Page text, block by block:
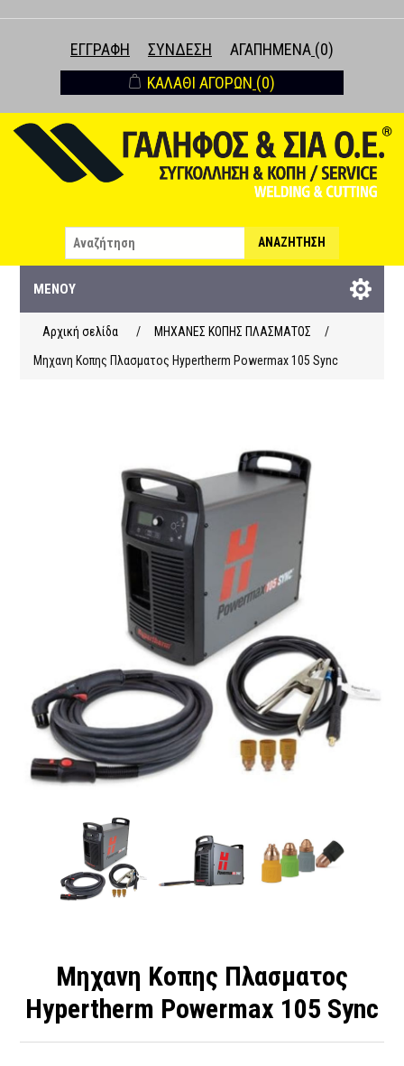
ΕΓΓΡΑΦΉ ΣΎΝΔΕΣΗ ΑΓΑΠΗΜΈΝΑ (0)
ΚΑΛΆΘΙ ΑΓΟΡΏΝ (0)
ΑΝΑΖΉΤΗΣΗ
ΜΕΝΟΎ
Αρχική σελίδα / ΜΗΧΑΝΕΣ ΚΟΠΗΣ ΠΛΑΣΜΑΤΟΣ
/
Μηχανη Κοπης Πλασματος Hypertherm Powermax 105 Sync
Μηχανη Κοπης Πλασματος
Hypertherm Powermax 105 Sync